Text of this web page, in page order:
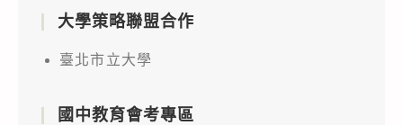
大學策略聯盟合作
臺北市立大學
國中教育會考專區